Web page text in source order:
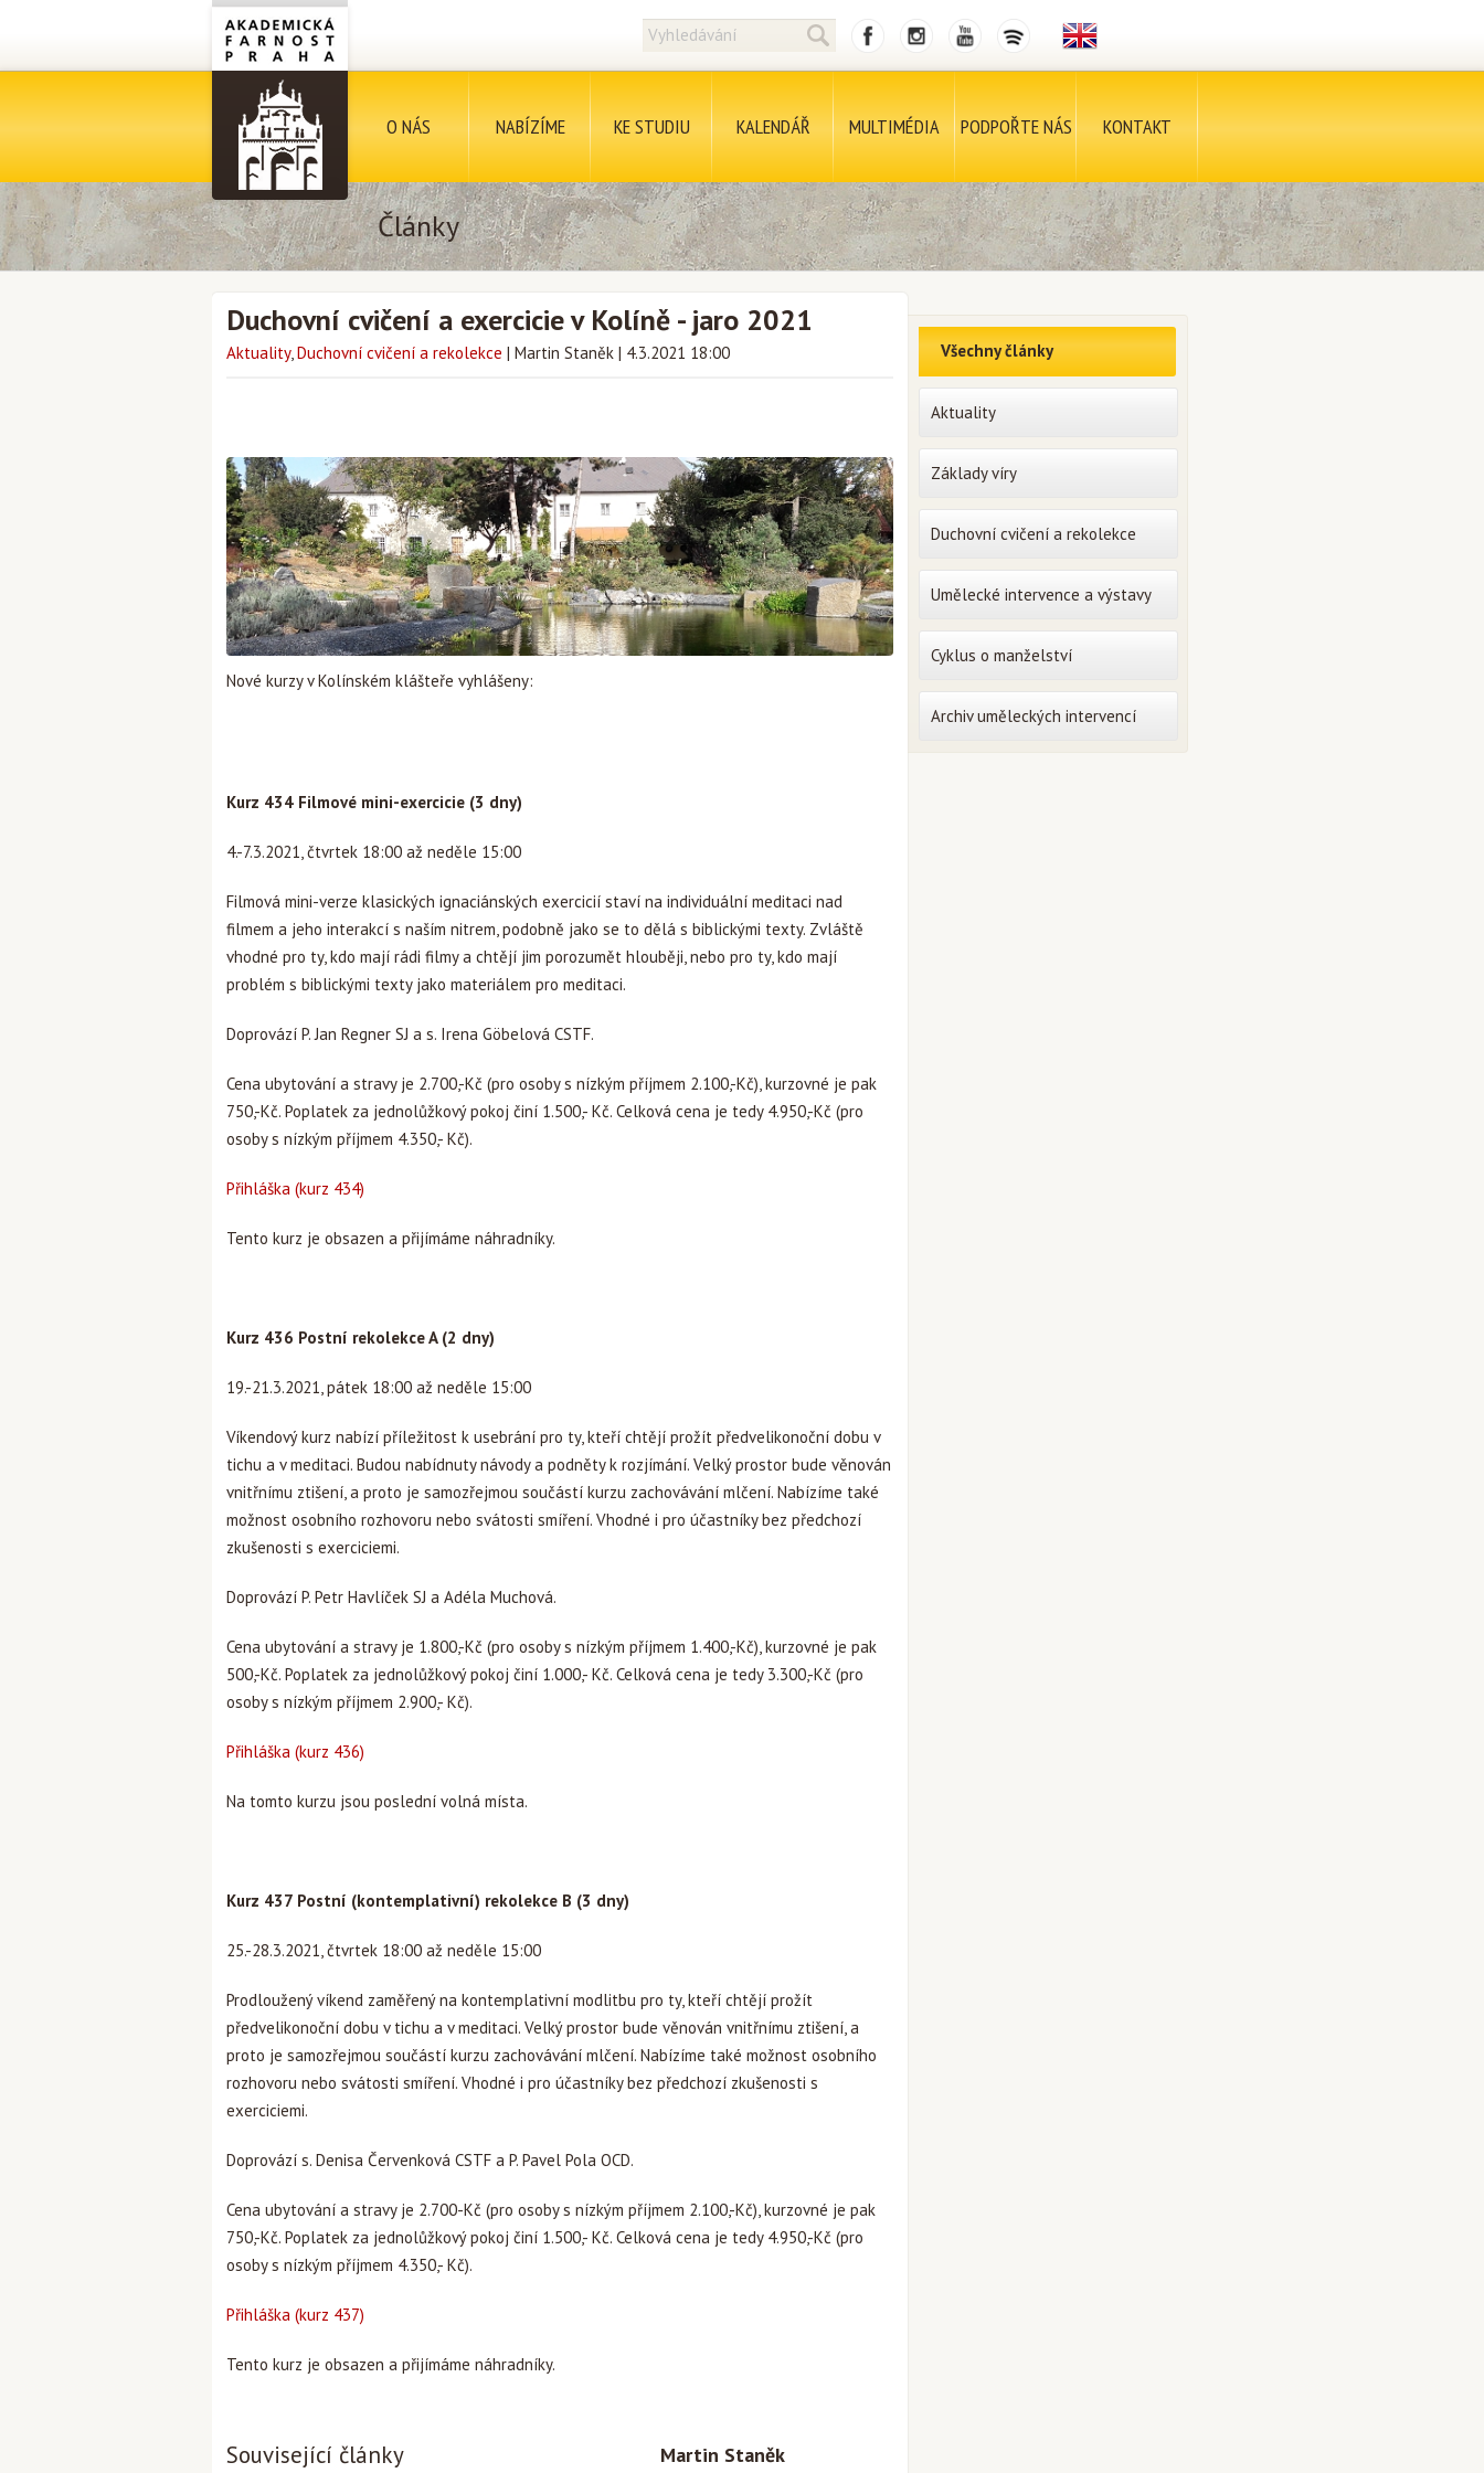
O NÁS NABÍZÍME KE STUDIU KALENDÁŘ MULTIMÉDIA PODPOŘTE NÁS KONTAKT
Články
Duchovní cvičení a exercicie v Kolíně - jaro 2021
Aktuality,Duchovní cvičení a rekolekce | Martin Staněk | 4.3.2021 18:00
Nové kurzy v Kolínském klášteře vyhlášeny:
Kurz 434 Filmové mini-exercicie (3 dny)
4.-7.3.2021, čtvrtek 18:00 až neděle 15:00
Filmová mini-verze klasických ignaciánských exercicií staví na individuální meditaci nad
filmem a jeho interakcí s naším nitrem, podobně jako se to dělá s biblickými texty. Zvláště
vhodné pro ty, kdo mají rádi filmy a chtějí jim porozumět hlouběji, nebo pro ty, kdo mají
problém s biblickými texty jako materiálem pro meditaci.
Doprovází P. Jan Regner SJ a s. Irena Göbelová CSTF.
Cena ubytování a stravy je 2.700,-Kč (pro osoby s nízkým příjmem 2.100,-Kč), kurzovné je pak
750,-Kč. Poplatek za jednolůžkový pokoj činí 1.500,- Kč. Celková cena je tedy 4.950,-Kč (pro
osoby s nízkým příjmem 4.350,- Kč).
Přihláška (kurz 434)
Tento kurz je obsazen a přijímáme náhradníky.
Kurz 436 Postní rekolekce A (2 dny)
19.-21.3.2021, pátek 18:00 až neděle 15:00
Víkendový kurz nabízí příležitost k usebrání pro ty, kteří chtějí prožít předvelikonoční dobu v
tichu a v meditaci. Budou nabídnuty návody a podněty k rozjímání. Velký prostor bude věnován
vnitřnímu ztišení, a proto je samozřejmou součástí kurzu zachovávání mlčení. Nabízíme také
možnost osobního rozhovoru nebo svátosti smíření. Vhodné i pro účastníky bez předchozí
zkušenosti s exerciciemi.
Doprovází P. Petr Havlíček SJ a Adéla Muchová.
Cena ubytování a stravy je 1.800,-Kč (pro osoby s nízkým příjmem 1.400,-Kč), kurzovné je pak
500,-Kč. Poplatek za jednolůžkový pokoj činí 1.000,- Kč. Celková cena je tedy 3.300,-Kč (pro
osoby s nízkým příjmem 2.900,- Kč).
Přihláška (kurz 436)
Na tomto kurzu jsou poslední volná místa.
Kurz 437 Postní (kontemplativní) rekolekce B (3 dny)
25.-28.3.2021, čtvrtek 18:00 až neděle 15:00
Prodloužený víkend zaměřený na kontemplativní modlitbu pro ty, kteří chtějí prožít
předvelikonoční dobu v tichu a v meditaci. Velký prostor bude věnován vnitřnímu ztišení, a
proto je samozřejmou součástí kurzu zachovávání mlčení. Nabízíme také možnost osobního
rozhovoru nebo svátosti smíření. Vhodné i pro účastníky bez předchozí zkušenosti s
exerciciemi.
Doprovází s. Denisa Červenková CSTF a P. Pavel Pola OCD.
Cena ubytování a stravy je 2.700-Kč (pro osoby s nízkým příjmem 2.100,-Kč), kurzovné je pak
750,-Kč. Poplatek za jednolůžkový pokoj činí 1.500,- Kč. Celková cena je tedy 4.950,-Kč (pro
osoby s nízkým příjmem 4.350,- Kč).
Přihláška (kurz 437)
Tento kurz je obsazen a přijímáme náhradníky.
Související články Martin Staněk
Všechny články
Aktuality
Základy víry
Duchovní cvičení a rekolekce
Umělecké intervence a výstavy
Cyklus o manželství
Archiv uměleckých intervencí